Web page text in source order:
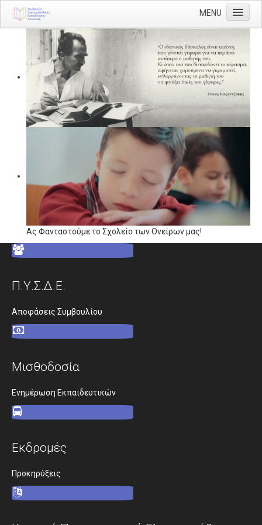
MENU
Διεύθυνση
Διευθυντής
Διάρθρωση
Τμήμα Α' Διοικητικού
Τμήμα Β' Οικονομικού
Τμήμα Γ' Προσωπικού
Τμήμα Δ' Πληροφορικής & Νέων Τεχνολογιών
Τμήμα Ε' Εκπαιδευτικών Θεμάτων
ΠΥΣΔΕ
ΠΥΣΔΕ Επιλογής
Κατανομή
Γενικά Λύκεια
Ε.Ε.Ε.Ε.K.
Δράσεις
Εκδρομές
Προκηρύξεις
Ωρολόγια Προγράμματα
Εκπαιδευτικοί
Ας Φανταστούμε το Σχολείο των Ονείρων μας!
Π.Υ.Σ.Δ.Ε.
Αποφάσεις Συμβουλίου
Μισθοδοσία
Ενημέρωση Εκπαιδευτικών
Εκδρομές
Προκηρύξεις